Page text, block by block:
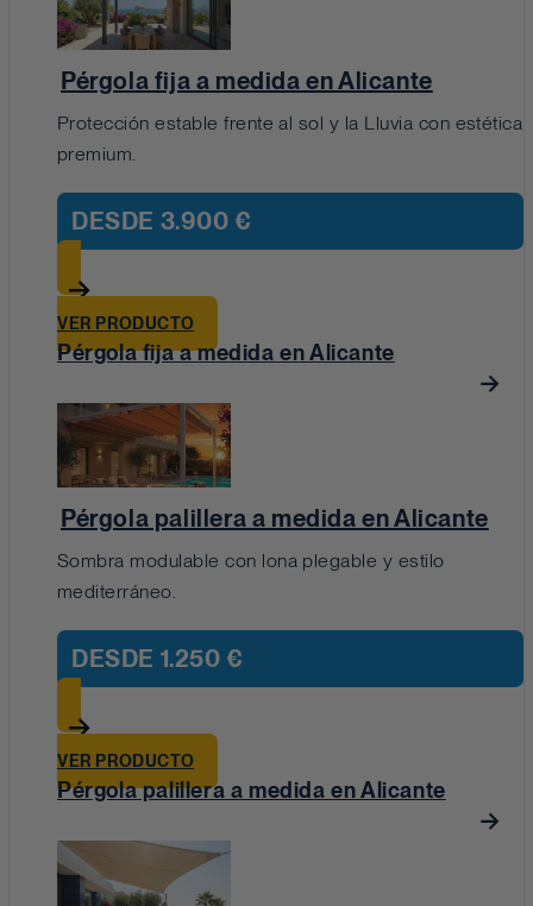
Pérgola fija a medida en Alicante
Protección estable frente al sol y la Lluvia con estética
premium.
DESDE 3.900 €
VER PRODUCTO
Pérgola fija a medida en Alicante
Pérgola palillera a medida en Alicante
Sombra modulable con lona plegable y estilo
mediterráneo.
DESDE 1.250 €
VER PRODUCTO
Pérgola palillera a medida en Alicante